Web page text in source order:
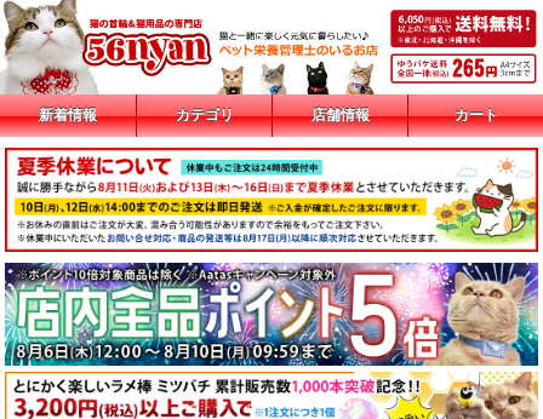
新着情報 カテゴリ 店舗情報 カート